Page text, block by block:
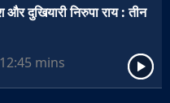
दुखियारी निरुपा राय : तीन
mins